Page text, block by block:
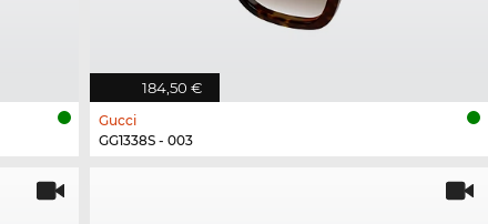
184,50 €
Gucci
GG1338S - 003